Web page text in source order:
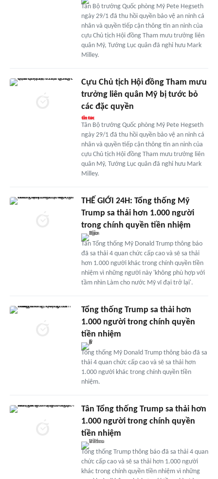
Tân Bộ trưởng Quốc phòng Mỹ Pete Hegseth
ngày 29/1 đã thu hồi quyền bảo vệ an ninh cá
nhân và quyền tiếp cận thông tin an ninh của
cựu Chủ tịch Hội đồng Tham mưu trưởng liên
quân Mỹ, Tướng Lục quân đã nghỉ hưu Mark
Milley.
Cựu Chủ tịch Hội đồng Tham mưu
trưởng liên quân Mỹ bị tước bỏ
các đặc quyền
Tân Bộ trưởng Quốc phòng Mỹ Pete Hegseth
ngày 29/1 đã thu hồi quyền bảo vệ an ninh cá
nhân và quyền tiếp cận thông tin an ninh của
cựu Chủ tịch Hội đồng Tham mưu trưởng liên
quân Mỹ, Tướng Lục quân đã nghỉ hưu Mark
Milley.
THẾ GIỚI 24H: Tổng thống Mỹ
Trump sa thải hơn 1.000 người
trong chính quyền tiền nhiệm
Tân Tổng thống Mỹ Donald Trump thông báo
đã sa thải 4 quan chức cấp cao và sẽ sa thải
hơn 1.000 người khác trong chính quyền tiền
nhiệm vì những người này 'không phù hợp với
tầm nhìn Làm cho nước Mỹ vĩ đại trở lại'.
Tổng thống Trump sa thải hơn
1.000 người trong chính quyền
tiền nhiệm
Tổng thống Mỹ Donald Trump thông báo đã sa
thải 4 quan chức cấp cao và sẽ sa thải hơn
1.000 người khác trong chính quyền tiền
nhiệm.
Tân Tổng thống Trump sa thải hơn
1.000 người trong chính quyền
tiền nhiệm
Tổng thống Trump thông báo đã sa thải 4 quan
chức cấp cao và sẽ sa thải hơn 1.000 người
khác trong chính quyền tiền nhiệm vì những